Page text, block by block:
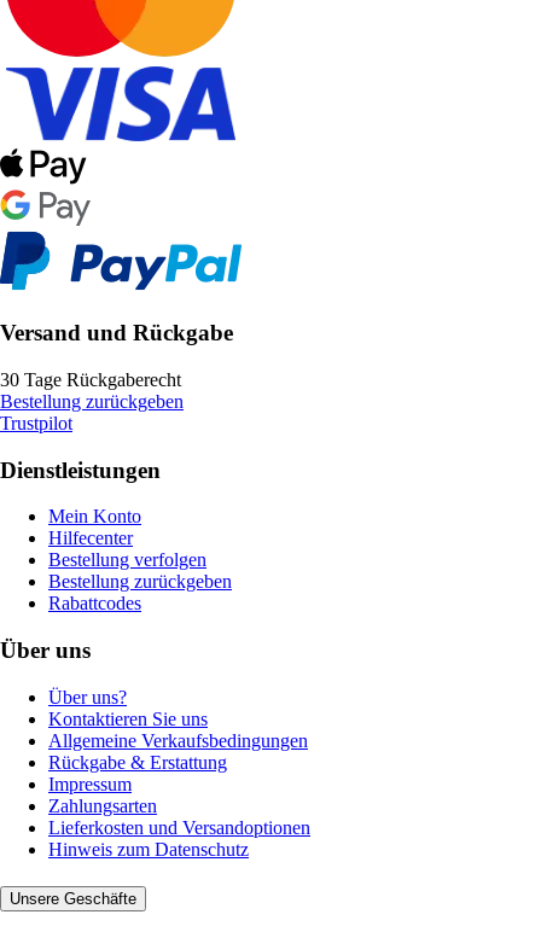
Versand und Rückgabe
30 Tage Rückgaberecht
Bestellung zurückgeben
Trustpilot
Dienstleistungen
Mein Konto
Hilfecenter
Bestellung verfolgen
Bestellung zurückgeben
Rabattcodes
Über uns
Über uns?
Kontaktieren Sie uns
Allgemeine Verkaufsbedingungen
Rückgabe & Erstattung
Impressum
Zahlungsarten
Lieferkosten und Versandoptionen
Hinweis zum Datenschutz
Unsere Geschäfte